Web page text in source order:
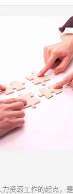
力资源工作的起点，